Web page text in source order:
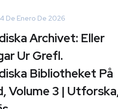
4 De Enero De 2026
Archivet: Eller
Ur Grefl.
Bibliotheket På
Volume 3 |